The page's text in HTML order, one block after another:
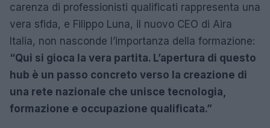
carenza di professionisti qualificati rappresenta una
vera sfida, e Filippo Luna, il nuovo CEO di Aira
Italia, non nasconde l’importanza della formazione:
“Qui si gioca la vera partita. L’apertura di questo
hub è un passo concreto verso la creazione di
una rete nazionale che unisce tecnologia,
formazione e occupazione qualificata.”